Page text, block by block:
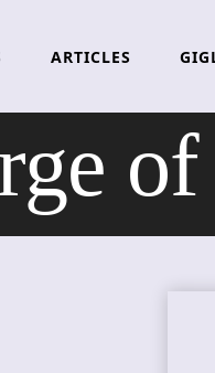
ARTICLES